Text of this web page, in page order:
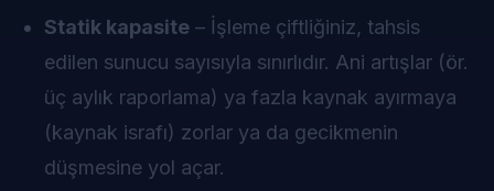
Statik kapasite – İşleme çiftliğiniz, tahsis
edilen sunucu sayısıyla sınırlıdır. Ani artışlar (ör.
üç aylık raporlama) ya fazla kaynak ayırmaya
(kaynak israfı) zorlar ya da gecikmenin
düşmesine yol açar.